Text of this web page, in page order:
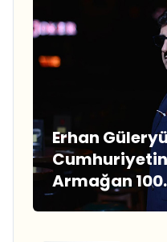
Erhan
Armağan 100.
Yelkenleri"